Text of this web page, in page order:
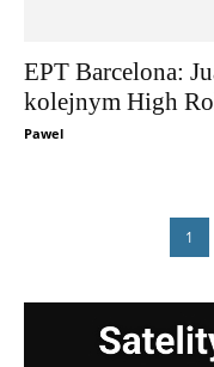
EPT Barcelona:
kolejnym High
Pawel
1